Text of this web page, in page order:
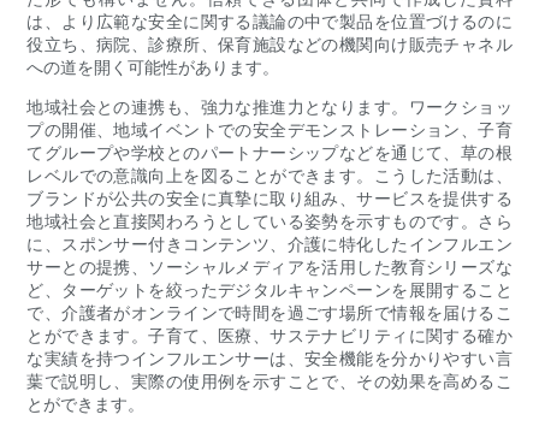
は、より広範な安全に関する議論の中で製品を位置づけるのに
役立ち、病院、診療所、保育施設などの機関向け販売チャネル
への道を開く可能性があります。
地域社会との連携も、強力な推進力となります。ワークショッ
プの開催、地域イベントでの安全デモンストレーション、子育
てグループや学校とのパートナーシップなどを通じて、草の根
レベルでの意識向上を図ることができます。こうした活動は、
ブランドが公共の安全に真摯に取り組み、サービスを提供する
地域社会と直接関わろうとしている姿勢を示すものです。さら
に、スポンサー付きコンテンツ、介護に特化したインフルエン
サーとの提携、ソーシャルメディアを活用した教育シリーズな
ど、ターゲットを絞ったデジタルキャンペーンを展開すること
で、介護者がオンラインで時間を過ごす場所で情報を届けるこ
とができます。子育て、医療、サステナビリティに関する確か
な実績を持つインフルエンサーは、安全機能を分かりやすい言
葉で説明し、実際の使用例を示すことで、その効果を高めるこ
とができます。